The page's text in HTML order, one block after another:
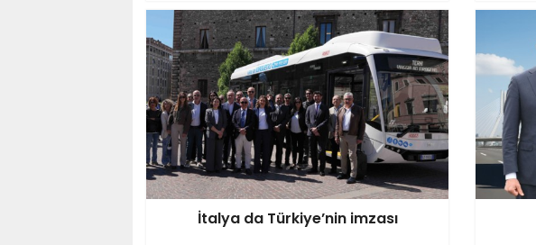
İtalya da Türkiye’nin imzası